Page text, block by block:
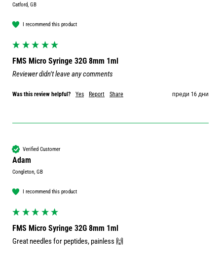
Catford, GB
I recommend this product
FMS Micro Syringe 32G 8mm 1ml
Reviewer didn't leave any comments
Was this review helpful? Yes Report Share преди 16 дни
Verified Customer
Adam
Congleton, GB
I recommend this product
FMS Micro Syringe 32G 8mm 1ml